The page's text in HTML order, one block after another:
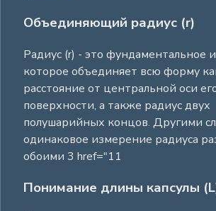
Объединяющий радиус (r)
Радиус (r) - это фундаментальное
которое объединяет всю форму
расстояние от центральной оси
поверхности, а также радиус двух
полушарийных концов. Другими
одинаковое измерение радиуса
обоими 3 href="11
Понимание длины капсулы